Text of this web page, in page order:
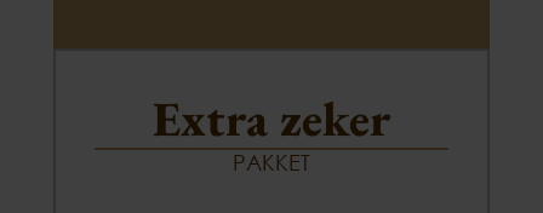
Extra zeker
PAKKET